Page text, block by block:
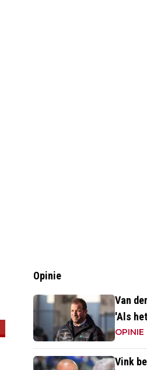
Opinie
Van
'Als
aan
OPINIE
Vink